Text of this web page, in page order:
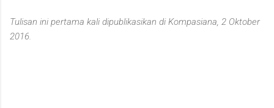
Tulisan ini pertama kali dipublikasikan di Kompasiana, 2 Oktober
2016.